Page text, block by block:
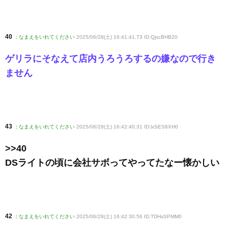
40 : なまえをいれてください 2025/06/28(土) 16:41:41.73 ID:QjscBHB20
ゲリラにそなえて店内うろうろするの嫌なので行き
ません
43 : なまえをいれてください 2025/06/28(土) 16:42:40.31 ID:lxSES8XH0
>>40
DSライトの頃に会社サボってやってたなー懐かしい
42 : なまえをいれてください 2025/06/28(土) 16:42:30.56 ID:TDHsSPMM0